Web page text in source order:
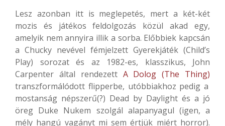
Lesz azonban itt is meglepetés, mert a két-két
mozis és játékos feldolgozás közül akad egy,
amelyik nem annyira illik a sorba. Előbbiek kapcsán
a Chucky nevével fémjelzett Gyerekjáték (Child’s
Play) sorozat és az 1982-es, klasszikus, John
Carpenter által rendezett A Dolog (The Thing)
transzformálódott flipperbe, utóbbiakhoz pedig a
mostanság népszerű(?) Dead by Daylight és a jó
öreg Duke Nukem szolgál alapanyagul (igen, a
mély hangú vagányt mi sem értjük miért horror).